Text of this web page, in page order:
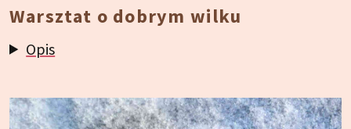
Warsztat o dobrym wilku
Opis